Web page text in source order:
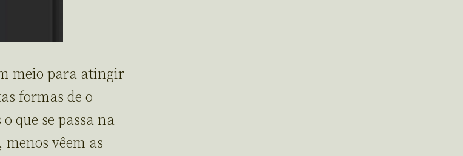
meio para atingir
formas de o
que se passa na
vêem as